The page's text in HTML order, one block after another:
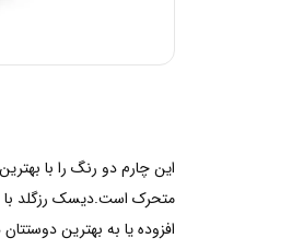
متحرک است.دیسک رزگلد با
افزوده یا به بهترین